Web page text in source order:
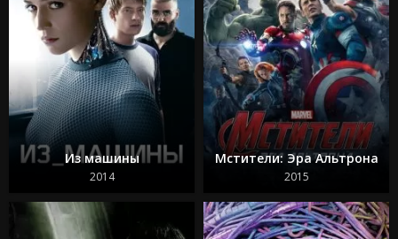
Из машины
2014
Мстители: Эра Альтрона
2015